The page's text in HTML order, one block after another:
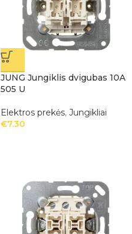
JUNG Jungiklis dvigubas 10A
505 U
Elektros prekės, Jungikliai
€7.30